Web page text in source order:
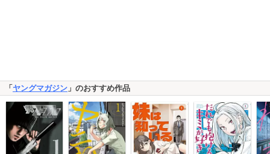
「ヤングマガジン 」のおすすめ作品